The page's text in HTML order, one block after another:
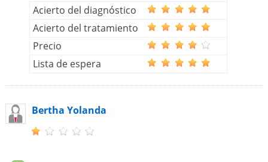
Acierto del diagnóstico
Acierto del tratamiento
Precio
Lista de espera
Bertha Yolanda